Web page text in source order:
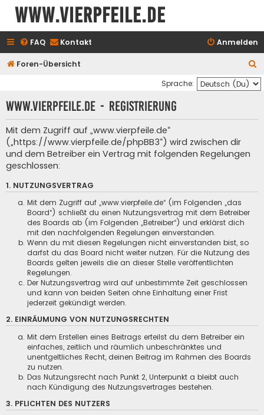
www.vierpfeile.de
FAQ Kontakt Anmelden
Foren-Übersicht
u
c
Sprache:
www.vierpfeile.de - Registrierung
Mit dem Zugriff auf „www.vierpfeile.de“
(„https://www.vierpfeile.de/phpBB3“) wird zwischen dir
und dem Betreiber ein Vertrag mit folgenden Regelungen
geschlossen:
1. NUTZUNGSVERTRAG
Mit dem Zugriff auf „www.vierpfeile.de“ (im Folgenden „das
Board“) schließt du einen Nutzungsvertrag mit dem Betreiber
des Boards ab (im Folgenden „Betreiber“) und erklärst dich
mit den nachfolgenden Regelungen einverstanden.
Wenn du mit diesen Regelungen nicht einverstanden bist, so
darfst du das Board nicht weiter nutzen. Für die Nutzung des
Boards gelten jeweils die an dieser Stelle veröffentlichten
Regelungen.
Der Nutzungsvertrag wird auf unbestimmte Zeit geschlossen
und kann von beiden Seiten ohne Einhaltung einer Frist
jederzeit gekündigt werden.
2. EINRÄUMUNG VON NUTZUNGSRECHTEN
Mit dem Erstellen eines Beitrags erteilst du dem Betreiber ein
einfaches, zeitlich und räumlich unbeschränktes und
unentgeltliches Recht, deinen Beitrag im Rahmen des Boards
zu nutzen.
Das Nutzungsrecht nach Punkt 2, Unterpunkt a bleibt auch
nach Kündigung des Nutzungsvertrages bestehen.
3. PFLICHTEN DES NUTZERS